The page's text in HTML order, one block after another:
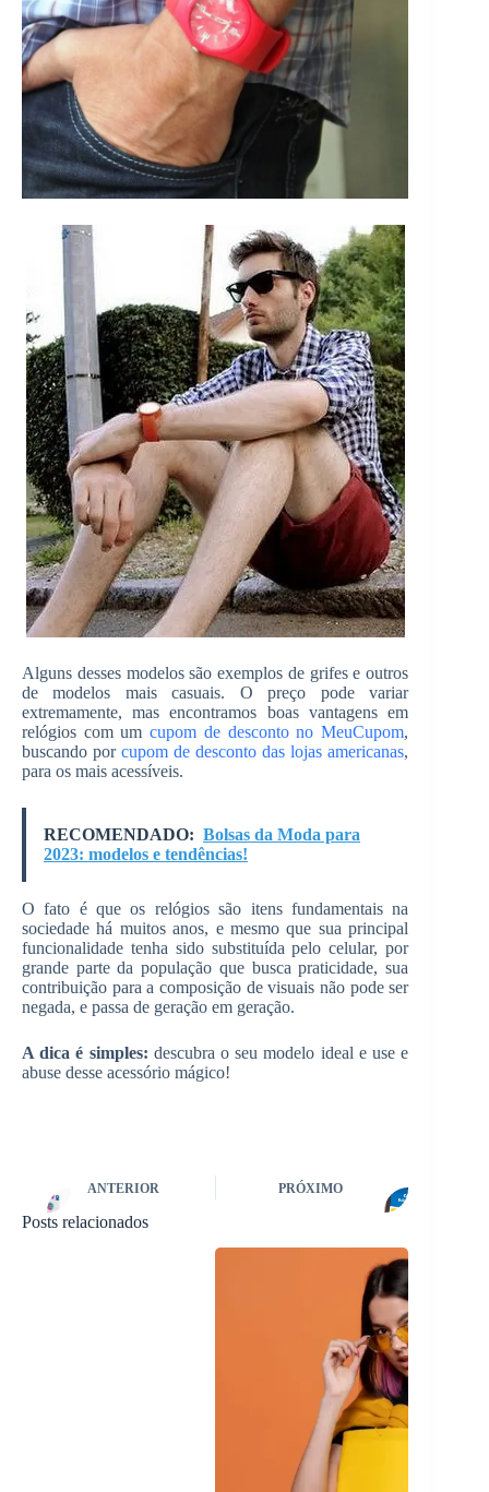
Alguns desses modelos são exemplos de grifes e outros
de modelos mais casuais. O preço pode variar
extremamente, mas encontramos boas vantagens em
relógios com umcupom de desconto no MeuCupom,
buscando porcupom de desconto das lojas americanas,
para os mais acessíveis.
RECOMENDADO: Bolsas da Moda para
2023: modelos e tendências!
O fato é que os relógios são itens fundamentais na
sociedade há muitos anos, e mesmo que sua principal
funcionalidade tenha sido substituída pelo celular, por
grande parte da população que busca praticidade, sua
contribuição para a composição de visuais não pode ser
negada, e passa de geração em geração.
A dica é simples: descubra o seu modelo ideal e use e
abuse desse acessório mágico!
ANTERIOR PRÓXIMO
Posts relacionados